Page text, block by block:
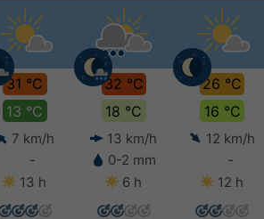
31 °C
13 °C
7 km/h
-
13 h
32 °C
18 °C
13 km/h
0-2 mm
6 h
26 °C
16 °C
12 km/h
-
12 h